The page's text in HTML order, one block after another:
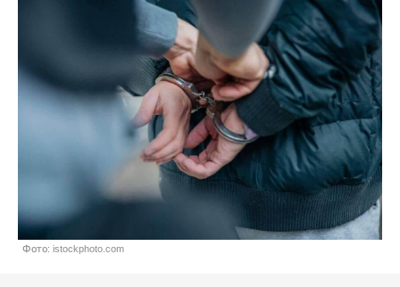
Фото: istockphoto.com